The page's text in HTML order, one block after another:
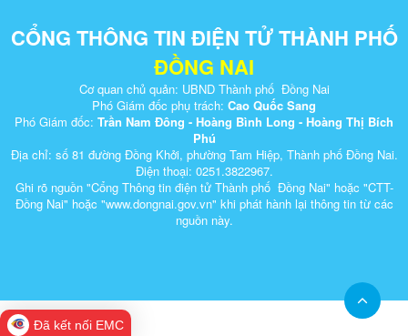
CỔNG THÔNG TIN ĐIỆN TỬ THÀNH PHỐ
ĐỒNG NAI
Cơ quan chủ quản: UBND Thành phố Đồng Nai
Phó Giám đốc phụ trách: Cao Quốc Sang
Phó Giám đốc: Trần Nam Đông - Hoàng Bình Long - Hoàng Thị Bích
Phú
Địa chỉ: số 81 đường Đồng Khởi, phường Tam Hiệp, Thành phố Đồng Nai.
Điện thoại: 0251.3822967.
Ghi rõ nguồn "Cổng Thông tin điện tử Thành phố Đồng Nai" hoặc "CTT-
Đồng Nai" hoặc "www.dongnai.g​ov.vn" khi ​phát hành lại thông tin từ các
nguồn này.​
Đã kết nối EMC